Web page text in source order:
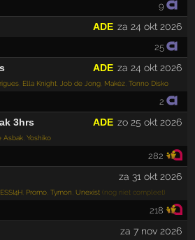
9
za 24 okt 2026
ADE
25
za 24 okt 2026
ADE
Ella Knight Job de Jong Makèz ,Tonno Disko
2
3hrs zo 25 okt 2026
ADE
Asbak ,Yoshiko
282
za 31 okt 2026
Promo ,Tymon ,Unexist (nog niet compleet)
218
za 7 nov 2026